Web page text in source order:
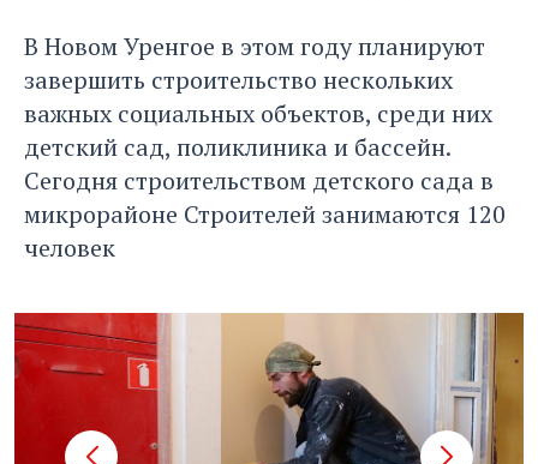
В Новом Уренгое в этом году планируют
завершить строительство нескольких
важных социальных объектов, среди них
детский сад, поликлиника и бассейн.
Сегодня строительством детского сада в
микрорайоне Строителей занимаются 120
человек